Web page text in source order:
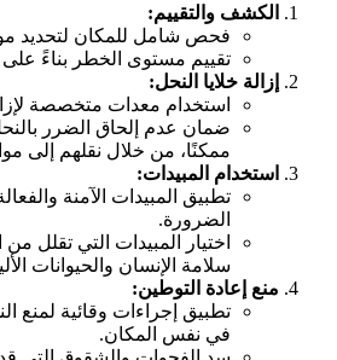
الكشف والتقييم:
فحص شامل للمكان لتحديد
تقييم مستوى الخطر بناءً على
إزالة خلايا النحل:
استخدام معدات متخصصة لإزالة
ضمان عدم إلحاق الضرر
ممكنًا، من خلال نقلهم إلى
استخدام المبيدات:
تطبيق المبيدات الآمنة
الضرورة.
اختيار المبيدات التي تقلل من
سلامة الإنسان والحيوانات
منع إعادة التوطين:
تطبيق إجراءات وقائية لمنع
في نفس المكان.